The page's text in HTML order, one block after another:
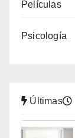
Películas
Psicología
Últimas